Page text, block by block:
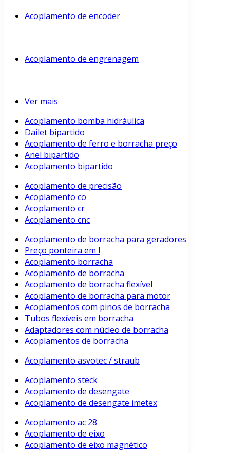
Acoplamento de encoder
Acoplamento de engrenagem
Ver mais
Acoplamento bomba hidráulica
Dailet bipartido
Acoplamento de ferro e borracha preço
Anel bipartido
Acoplamento bipartido
Acoplamento de precisão
Acoplamento co
Acoplamento cr
Acoplamento cnc
Acoplamento de borracha para geradores
Preço ponteira em l
Acoplamento borracha
Acoplamento de borracha
Acoplamento de borracha flexível
Acoplamento de borracha para motor
Acoplamentos com pinos de borracha
Tubos flexíveis em borracha
Adaptadores com núcleo de borracha
Acoplamentos de borracha
Acoplamento asvotec / straub
Acoplamento steck
Acoplamento de desengate
Acoplamento de desengate imetex
Acoplamento ac 28
Acoplamento de eixo
Acoplamento de eixo magnético